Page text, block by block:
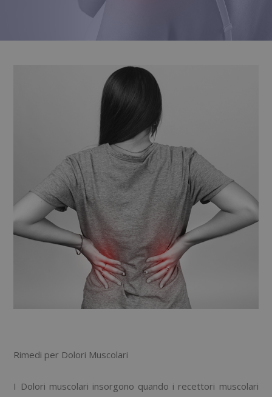
Rimedi per Dolori Muscolari
I Dolori muscolari insorgono quando i recettori muscolari